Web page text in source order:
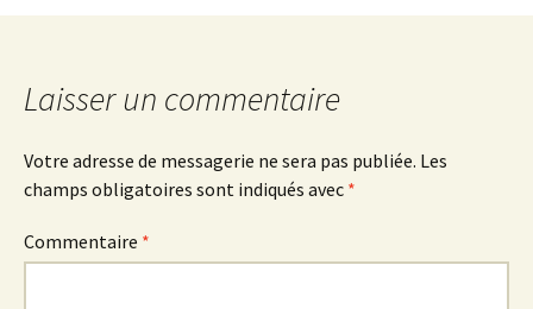
Laisser un commentaire
Votre adresse de messagerie ne sera pas publiée. Les
champs obligatoires sont indiqués avec *
Commentaire *